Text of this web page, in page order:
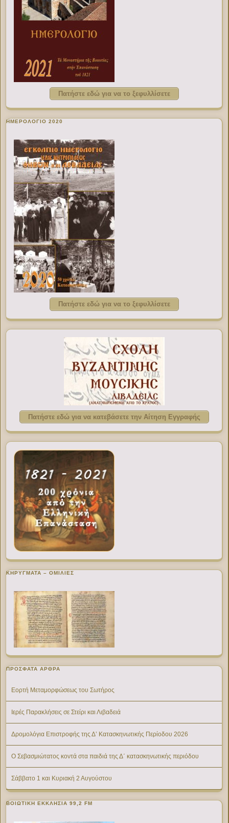
Πατήστε εδώ για να το ξεφυλλίσετε
ΗΜΕΡΟΛΟΓΙΟ 2020
Πατήστε εδώ για να το ξεφυλλίσετε
Πατήστε εδώ για να κατεβάσετε την Αίτηση Εγγραφής
ΚΗΡΥΓΜΑΤΑ – ΟΜΙΛΙΕΣ
ΠΡΌΣΦΑΤΑ ΆΡΘΡΑ
Εορτή Μεταμορφώσεως του Σωτήρος
Ιερές Παρακλήσεις σε Στείρι και Λιβαδειά
Δρομολόγια Επιστροφής της Δ’ Κατασκηνωτικής Περίοδου 2026
Ο Σεβασμιώτατος κοντά στα παιδιά της Δ΄ κατασκηνωτικής περιόδου
Σάββατο 1 και Κυριακή 2 Αυγούστου
ΒΟΙΩΤΙΚΉ ΕΚΚΛΗΣΊΑ 99,2 FM